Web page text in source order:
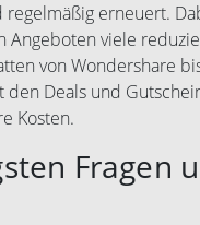
erneuert.
viele
von Wondershare
Deals und
Kosten.
Fragen